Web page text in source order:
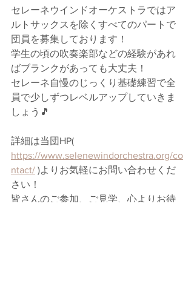
セレーネウインドオーケストラではア
ルトサックスを除くすべてのパートで
団員を募集しております！
学生の頃の吹奏楽部などの経験があれ
ばブランクがあっても大丈夫！
セレーネ自慢のじっくり基礎練習で全
員で少しずつレベルアップしていきま
しょう🎵
詳細は当団HP(
https://www.selenewindorchestra.org/co
ntact/ )よりお気軽にお問い合わせくだ
さい！
皆さんのご参加、ご見学、心よりお待